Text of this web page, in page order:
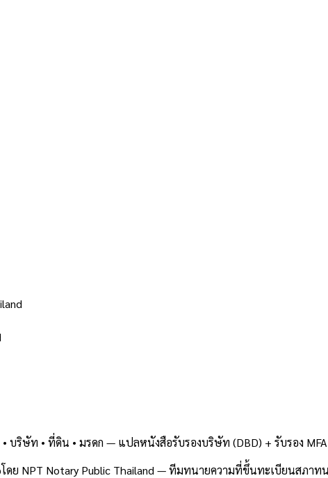
• บริษัท • ที่ดิน • มรดก — แปลหนังสือรับรองบริษัท (DBD) + รับรอง
ดย NPT Notary Public Thailand — ทีมทนายความที่ขึ้นทะเบียนสภา